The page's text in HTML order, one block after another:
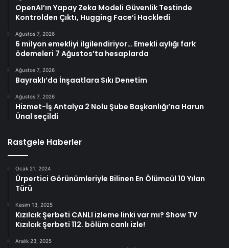
OpenAI’ın Yapay Zeka Modeli Güvenlik Testinde
Kontrolden Çıktı, Hugging Face’i Hackledi
Ağustos 7, 2026
6 milyon emekliyi ilgilendiriyor… Emekli aylığı fark
ödemeleri 7 Ağustos’ta hesaplarda
Ağustos 7, 2026
Bayraklı’da İnşaatlara Sıkı Denetim
Ağustos 7, 2026
Hizmet-İş Antalya 2 Nolu Şube Başkanlığı’na Harun
Ünal seçildi
Rastgele Haberler
Ocak 21, 2024
Ürpertici Görünümleriyle Bilinen En Ölümcül 10 Yılan
Türü
Kasım 13, 2025
Kızılcık Şerbeti CANLI izleme linki var mı? Show TV
Kızılcık Şerbeti 112. bölüm canlı izle!
Aralık 23, 2025